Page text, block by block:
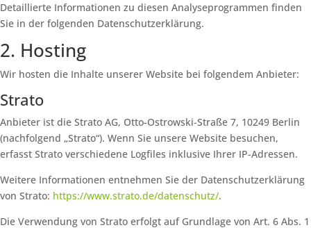
Detaillierte Informationen zu diesen Analyseprogrammen finden
Sie in der folgenden Datenschutzerklärung.
2. Hosting
Wir hosten die Inhalte unserer Website bei folgendem Anbieter:
Strato
Anbieter ist die Strato AG, Otto-Ostrowski-Straße 7, 10249 Berlin
(nachfolgend „Strato“). Wenn Sie unsere Website besuchen,
erfasst Strato verschiedene Logfiles inklusive Ihrer IP-Adressen.
Weitere Informationen entnehmen Sie der Datenschutzerklärung
von Strato: https://www.strato.de/datenschutz/.
Die Verwendung von Strato erfolgt auf Grundlage von Art. 6 Abs. 1